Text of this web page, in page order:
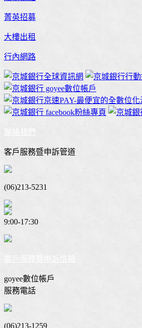
菁英招募
大樓出租
行內網路
聯絡我們
客戶服務暨申訴管道
(06)213-5231
9:00-17:30
客戶服務暨申訴信箱
goyee數位帳戶
服務電話
(06)213-1259